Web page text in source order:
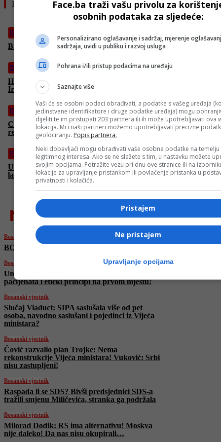
Pročitajte još
Biznis
Bitcoin nastavlja rasti unatoč iransko-izraelskom sukobu
Biznis
Hoće li cijene nafte rapidno porasti nakon izraelskog napada na
Iran? Oglasio se Katar
Biznis
Cijene goriva rastu, evo gdje je najjeftinije točiti kad je riječ o
regiji
Biznis
UPOZORENJE “Sarajevske pivare”! Ne nasjedajte na ovu
lažnu igru
najnovije
Bosanski vjestnik
BOSANSKI VJESTNIK – 20. 6. 2025.
Bosanski vjestnik
Umjetna inteligencija u medicini: Sigurnost
pacijenata i etički principi na prvom mjestu!
Bosanski vjestnik
Slučaj Viaduct: SIPA saslušala više od pet
osoba, navodno saslušani i pojedinci iz Vijeća
ministara?
Bosanski vjestnik
Čović razvalio plan Trojke: Nema
rekonstrukcije Vijeća ministara! Vuković: Srbi
nisu zastupljeni!
Bosanski vjestnik
Raspada li se SDS? Bivši predsjednici SDS-a
tražili smjenu Miličevića, stranka ga podržala
Bosanski vjestnik
Milorad Dodik: RS ima alternativu! Moskva
nije daleko! Da nas nisu okupirali…
Face.ba traži vašu privolu za
osobnih podataka za sljedeće:
Personalizirano oglašavanje i sadržaj, mjerenje
sadržaja, uvidi u publiku i razvoj usluga
Pohrana i/ili pristup podacima na uređaju
Saznajte više
Vaši će se osobni podaci obrađivati, a podatke s vašeg uređaja
jedinstvene identifikatore i druge podatke uređaja) mogu
dijeliti te im pristupati 203 partnera ili ih može upotrebljavati ova
lokacija. Mi i naši partneri možemo upotrebljavati precizne
geolociranju. Popis partnera.
Neki dobavljači mogu obrađivati vaše osobne podatke na temelju
legitimnog interesa. Ako se ne slažete s tim, u nastavku možete
svojim opcijama. Potražite vezu pri dnu ove stranice ili na
lokacije za upravljanje pristankom ili povlačenje pristanka u
privatnosti i kolačića.
Pristajem
Ne pristajem
Upravljanje opcijama